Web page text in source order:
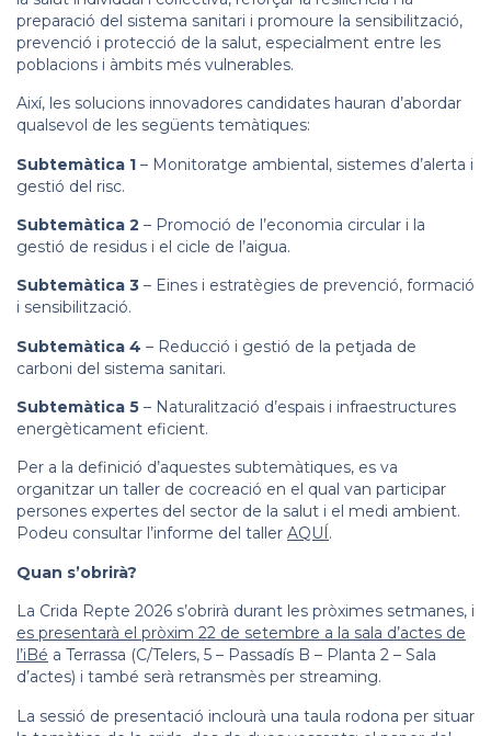
preparació del sistema sanitari i promoure la sensibilització,
prevenció i protecció de la salut, especialment entre les
poblacions i àmbits més vulnerables.
Així, les solucions innovadores candidates hauran d’abordar
qualsevol de les següents temàtiques:
Subtemàtica 1 – Monitoratge ambiental, sistemes d’alerta i
gestió del risc.
Subtemàtica 2 – Promoció de l’economia circular i la
gestió de residus i el cicle de l’aigua.
Subtemàtica 3 – Eines i estratègies de prevenció, formació
i sensibilització.
Subtemàtica 4 – Reducció i gestió de la petjada de
carboni del sistema sanitari.
Subtemàtica 5 – Naturalització d’espais i infraestructures
energèticament eficient.
Per a la definició d’aquestes subtemàtiques, es va
organitzar un taller de cocreació en el qual van participar
persones expertes del sector de la salut i el medi ambient.
Podeu consultar l’informe del taller AQUÍ .
Quan s’obrirà?
La Crida Repte 2026 s’obrirà durant les pròximes setmanes, i
es presentarà el pròxim 22 de setembre a la sala d’actes de
l’iBé a Terrassa (C/Telers, 5 – Passadís B – Planta 2 – Sala
d’actes) i també serà retransmès per streaming.
La sessió de presentació inclourà una taula rodona per situar